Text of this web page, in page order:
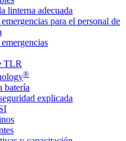
linterna adecuada
para el personal de
TLR
®
batería
explicada